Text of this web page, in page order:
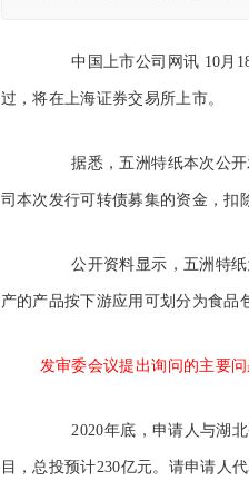
中国上市公司网讯 10月18
过，将在上海证券交易所上市。
据悉，五洲特纸本次公开
司本次发行可转债募集的资金，扣
公开资料显示，五洲特纸
产的产品按下游应用可划分为食品
发审委会议提出询问的主要问
2020年底，申请人与湖北
目，总投预计230亿元。请申请人